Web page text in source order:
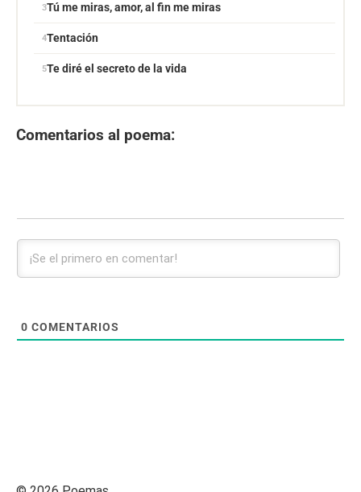
Tú me miras, amor, al fin me miras
Tentación
Te diré el secreto de la vida
Comentarios al poema:
0 COMENTARIOS